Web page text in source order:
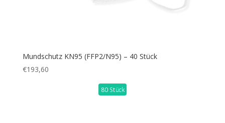
Mundschutz KN95 (FFP2/N95) – 40 Stück
€193,60
80 Stück